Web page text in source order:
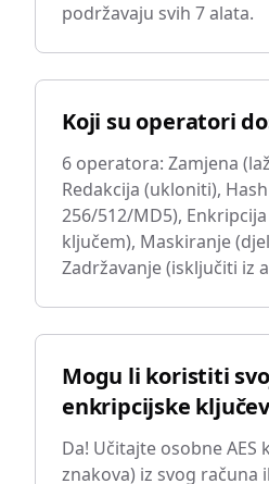
podržavaju svih 7 alata.
Koji su operatori
6 operatora: Zamjena
Redakcija (ukloniti), Hash
256/512/MD5), Enkripcija
ključem), Maskiranje
Zadržavanje (isključiti iz
Mogu li koristiti
enkripcijske
Da! Učitajte osobne AES
znakova) iz svog računa